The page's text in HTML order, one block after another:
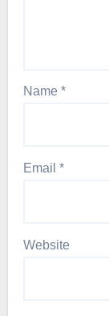
Name *
Email *
Website